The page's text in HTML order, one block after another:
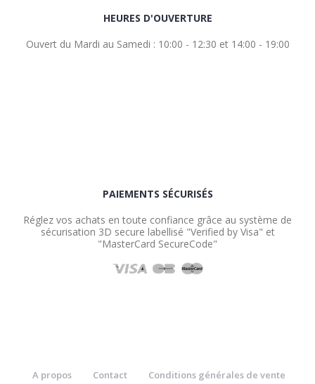
HEURES D'OUVERTURE
Ouvert du Mardi au Samedi : 10:00 - 12:30 et 14:00 - 19:00
PAIEMENTS SÉCURISÉS
Réglez vos achats en toute confiance grâce au système de
sécurisation 3D secure labellisé "Verified by Visa" et
"MasterCard SecureCode"
A propos Contact Conditions générales de vente